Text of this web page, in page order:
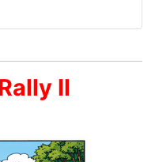
Il